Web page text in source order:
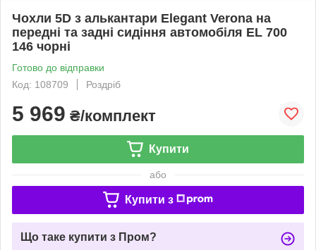
Чохли 5D з алькантари Elegant Verona на
передні та задні сидіння автомобіля EL 700
146 чорні
Готово до відправки
Код: 108709
Роздріб
5 969 ₴/комплект
Купити
або
Купити з
Що таке купити з Пром?